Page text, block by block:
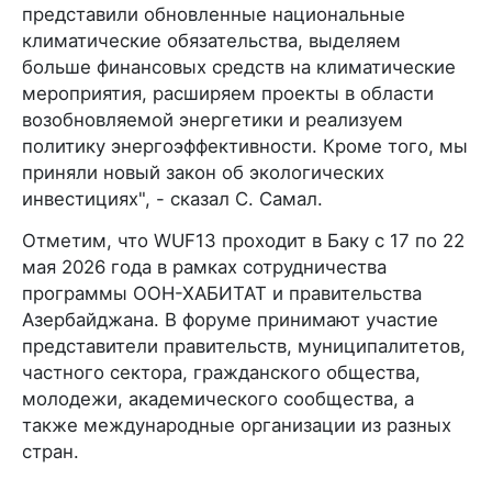
представили обновленные национальные
климатические обязательства, выделяем
больше финансовых средств на климатические
мероприятия, расширяем проекты в области
возобновляемой энергетики и реализуем
политику энергоэффективности. Кроме того, мы
приняли новый закон об экологических
инвестициях", - сказал С. Самал.
Отметим, что WUF13 проходит в Баку с 17 по 22
мая 2026 года в рамках сотрудничества
программы ООН-ХАБИТАТ и правительства
Азербайджана. В форуме принимают участие
представители правительств, муниципалитетов,
частного сектора, гражданского общества,
молодежи, академического сообщества, а
также международные организации из разных
стран.